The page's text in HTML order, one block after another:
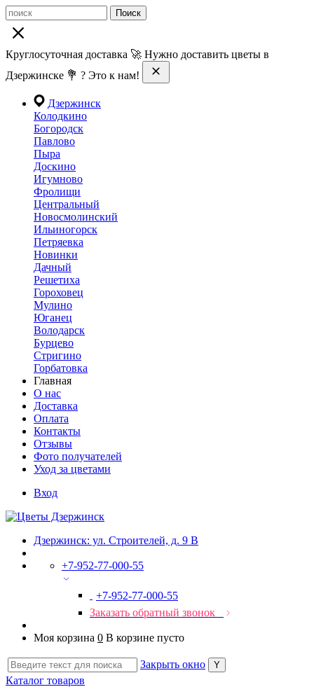
Поиск
Круглосуточная доставка 🚀 Нужно доставить цветы в
Дзержинске 💐 ? Это к нам!
Дзержинск
Колодкино
Богородск
Павлово
Пыра
Доскино
Игумново
Фролищи
Центральный
Новосмолинский
Ильиногорск
Петряевка
Новинки
Дачный
Решетиха
Гороховец
Мулино
Юганец
Володарск
Бурцево
Стригино
Горбатовка
Главная
О нас
Доставка
Оплата
Контакты
Отзывы
Фото получателей
Уход за цветами
Вход
Дзержинск: ул. Строителей, д. 9 В
+7-952-77-000-55
+7-952-77-000-55
Заказать обратный звонок
Моя корзина 0 В корзине пусто
Закрыть окно
Каталог товаров